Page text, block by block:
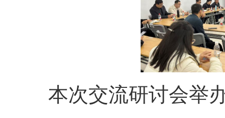
本次交流研讨会举